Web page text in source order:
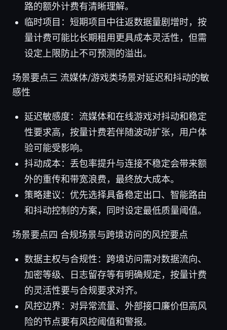
路的额外计费有清晰理解。
临时项目：短期项目中往返数据量剧增时，按
量计费可能比长期租用更具成本灵活性，但需
设定上限防止不可预测的溢出。
场景要点三 流媒体/游戏类场景对延迟和抖动的敏
感性
延迟敏感度：流媒体和在线游戏对抖动和稳定
性要求高，按量计费若伴随波动扩张，用户体
验可能受影响。
抖动成本：丢包率提升与连接不稳定会带来额
外的重传和带宽浪费，最终放大成本。
策略建议：优先选择具备稳定出口、智能路由
和抖动控制的方案，同时设定最低质量阈值。
场景要点四 合规场景与跨境访问的风控要点
数据主权与合规性：跨境访问需对数据流向、
加密等级、日志留存等有明确规定，按量计费
的灵活性要与合规要求对齐。
风控边界：对异常流量、外部接口廉价但高风
险的节点要有风控阈值和警报。